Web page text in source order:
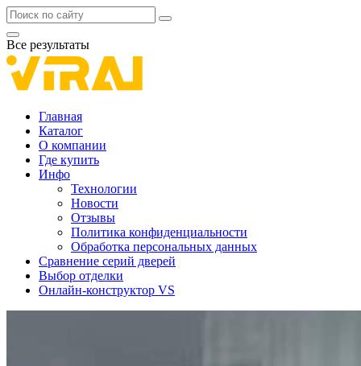
Все результаты
Главная
Каталог
О компании
Где купить
Инфо
Технологии
Новости
Отзывы
Политика конфиденциальности
Обработка персональных данных
Сравнение серий дверей
Выбор отделки
Онлайн-конструктор VS